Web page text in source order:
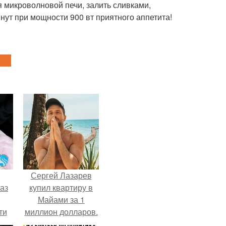
печи, залить сливками,
при мощности 900 вт приятного аппетита!
Сергей Лазарев
купил квартиру в
Майами за 1
миллион долларов.